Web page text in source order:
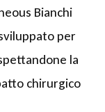
Bianchi
per
la
chirurgico